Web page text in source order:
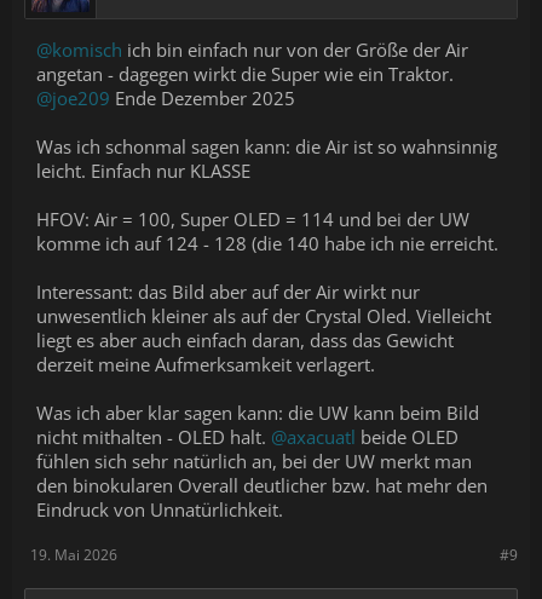
@komisch ich bin einfach nur von der Größe der Air
angetan - dagegen wirkt die Super wie ein Traktor.
@joe209 Ende Dezember 2025
Was ich schonmal sagen kann: die Air ist so wahnsinnig
leicht. Einfach nur KLASSE
HFOV: Air = 100, Super OLED = 114 und bei der UW
komme ich auf 124 - 128 (die 140 habe ich nie erreicht.
Interessant: das Bild aber auf der Air wirkt nur
unwesentlich kleiner als auf der Crystal Oled. Vielleicht
liegt es aber auch einfach daran, dass das Gewicht
derzeit meine Aufmerksamkeit verlagert.
Was ich aber klar sagen kann: die UW kann beim Bild
nicht mithalten - OLED halt. @axacuatl beide OLED
fühlen sich sehr natürlich an, bei der UW merkt man
den binokularen Overall deutlicher bzw. hat mehr den
Eindruck von Unnatürlichkeit.
#9
19. Mai 2026